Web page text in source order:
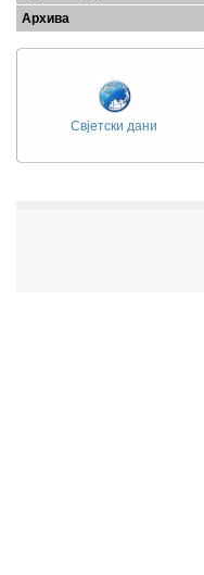
Архива
Свјетски дани